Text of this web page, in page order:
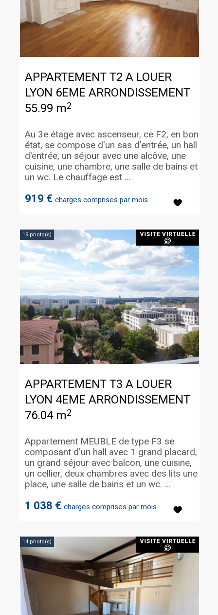
APPARTEMENT T2 A LOUER
LYON 6EME ARRONDISSEMENT
55.99 m2
919 € charges comprises par mois
Au 3e étage avec ascenseur, ce F2, en bon
état, se compose d'un sas d'entrée, un hall
d'entrée, un séjour avec une alcôve, une
cuisine, une chambre, une salle de bains et
un wc. Le chauffage est ...
19 photo(s)
APPARTEMENT T3 A LOUER
LYON 4EME ARRONDISSEMENT
76.04 m2
1 038 € charges comprises par mois
Appartement MEUBLE de type F3 se
composant d'un hall avec 1 grand placard,
un grand séjour avec balcon, une cuisine,
un cellier, deux chambres avec des lits une
place, une salle de bains et un wc. ...
14 photo(s)